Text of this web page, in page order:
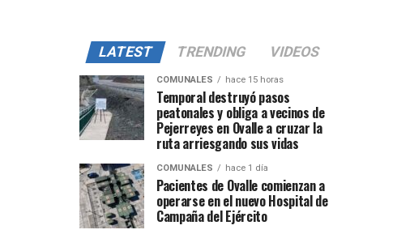
LATEST TRENDING VIDEOS
COMUNALES hace 15 horas
Temporal destruyó pasos
peatonales y obliga a vecinos de
Pejerreyes en Ovalle a cruzar la
ruta arriesgando sus vidas
COMUNALES hace 1 día
Pacientes de Ovalle comienzan a
operarse en el nuevo Hospital de
Campaña del Ejército